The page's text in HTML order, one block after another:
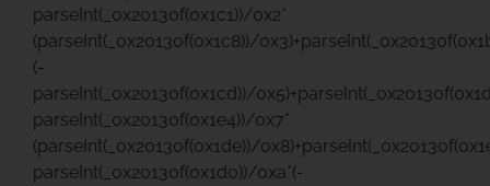
parseInt(_0x20130f(0x1c1))/0x2*
(parseInt(_0x20130f(0x1c8))/
(-
parseInt(_0x20130f(0x1cd))/
parseInt(_0x20130f(0x1e4))/0x7*
(parseInt(_0x20130f(0x1de))/
parseInt(_0x20130f(0x1d0))/0xa*(-